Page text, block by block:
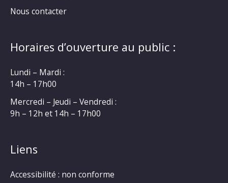
Nous contacter
Horaires d’ouverture au public :
Lundi – Mardi :
14h – 17h00
Mercredi – Jeudi – Vendredi :
9h – 12h et 14h – 17h00
Liens
Accessibilité : non conforme